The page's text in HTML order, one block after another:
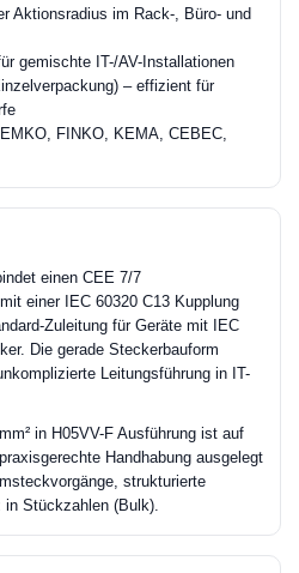
Aktionsradius im Rack-, Büro- und
gemischte IT-/AV-Installationen
– effizient für
FINKO, KEMA, CEBEC,
einen CEE 7/7
einer IEC 60320 C13 Kupplung
Zuleitung für Geräte mit IEC
Die gerade Steckerbauform
Leitungsführung in IT-
in H05VV-F Ausführung ist auf
Handhabung ausgelegt
strukturierte
in Stückzahlen (Bulk).